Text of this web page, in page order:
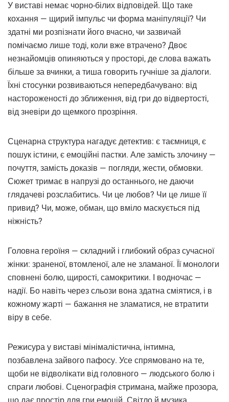
У виставі немає чорно-білих відповідей. Що таке
кохання — щирий імпульс чи форма маніпуляції? Чи
здатні ми розпізнати його вчасно, чи зазвичай
помічаємо лише тоді, коли вже втрачено? Двоє
незнайомців опиняються у просторі, де слова важать
більше за вчинки, а тиша говорить гучніше за діалоги.
Їхні стосунки розвиваються непередбачувано: від
настороженості до зближення, від гри до відвертості,
від зневіри до щемкого прозріння.
Сценарна структура нагадує детектив: є таємниця, є
пошук істини, є емоційні пастки. Але замість злочину —
почуття, замість доказів — погляди, жести, обмовки.
Сюжет тримає в напрузі до останнього, не даючи
глядачеві розслабитись. Чи це любов? Чи це лише її
привид? Чи, може, обман, що вміло маскується під
ніжність?
Головна героїня — складний і глибокий образ сучасної
жінки: зраненої, втомленої, але не зламаної. Її монологи
сповнені болю, щирості, самокритики. І водночас —
надії. Бо навіть через сльози вона здатна сміятися, і в
кожному жарті — бажання не зламатися, не втратити
віру в себе.
Режисура у виставі мінімалістична, інтимна,
позбавлена зайвого пафосу. Усе спрямовано на те,
щоби не відволікати від головного — людського болю і
спраги любові. Сценографія стримана, майже прозора,